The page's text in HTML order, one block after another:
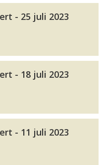
- 25 juli 2023
- 18 juli 2023
- 11 juli 2023